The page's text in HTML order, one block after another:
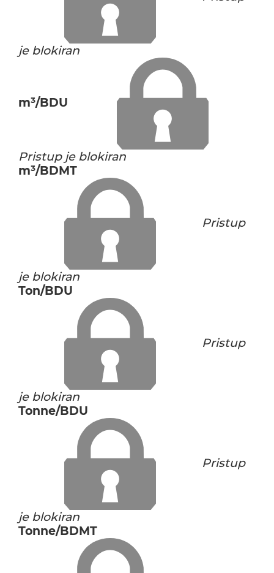
je blokiran
m³/BDU
Pristup je blokiran
m³/BDMT
Pristup
je blokiran
Ton/BDU
Pristup
je blokiran
Tonne/BDU
Pristup
je blokiran
Tonne/BDMT